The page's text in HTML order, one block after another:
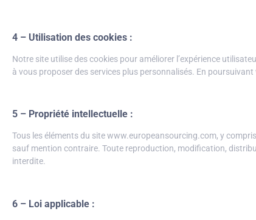
4 – Utilisation des cookies :
Notre site utilise des cookies pour améliorer l’expérience
à vous proposer des services plus personnalisés. En
5 – Propriété intellectuelle :
Tous les éléments du site www.europeansourcing.com, y
sauf mention contraire. Toute reproduction, modification,
interdite.
6 – Loi applicable :